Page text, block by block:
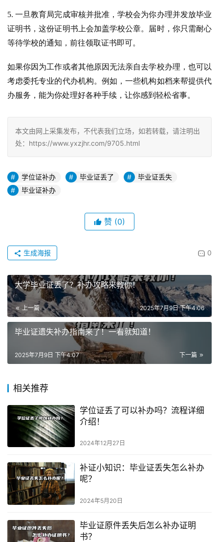
5. 一旦教育局完成审核并批准，学校会为你办理并发放毕业
证明书，这份证明书上会加盖学校公章。届时，你只需耐心
等待学校的通知，前往领取证书即可。
如果你因为工作或者其他原因无法亲自去学校办理，也可以
考虑委托专业的代办机构。例如，一些机构如档来帮提供代
办服务，能为你处理好各种手续，让你感到轻松省事。
本文由网上采集发布，不代表我们立场，如若转载，请注明出
处：https://www.yxzjhr.com/9705.html
学位证补办 毕业证丢了
毕业证丢失
毕业证补办
赞 (0)
0
生成海报
大学毕业证丢了？补办攻略来教你！
上一篇 2025年7月9日 下午4:06
毕业证遗失补办指南来了！一看就知道！
下一篇
2025年7月9日 下午4:07
相关推荐
学位证丢了可以补办吗？流程详细
介绍！
2024年12月27日
补证小知识：毕业证丢失怎么补办
呢？
2024年5月20日
毕业证原件丢失后怎么补办证明
书？